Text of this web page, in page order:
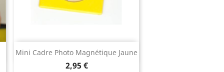
Mini Cadre Photo Magnétique Jaune
2,95 €
 Aperçu rapide